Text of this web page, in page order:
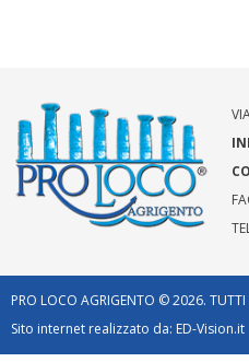
PRO LOCO AGRIGENTO © 2026. TUTTI
Sito internet realizzato da: ED-Vision.it